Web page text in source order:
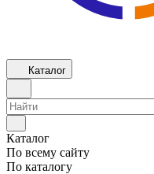
Каталог
Каталог
По всему сайту
По каталогу